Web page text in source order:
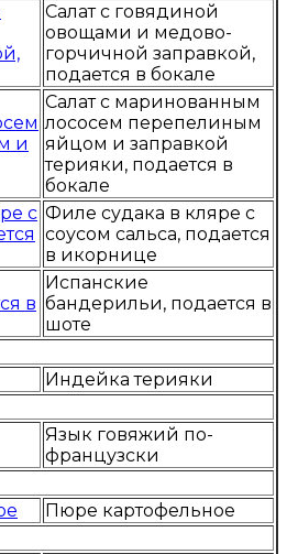
Салат с говядиной
овощами и медово-
горчичной заправкой,
подается в бокале
Салат с маринованным
лососем перепелиным
яйцом и заправкой
терияки, подается в
бокале
Филе судака в кляре с
соусом сальса, подается
в икорнице
Испанские
бандерильи, подается в
шоте
Индейка терияки
Язык говяжий по-
французски
Пюре картофельное